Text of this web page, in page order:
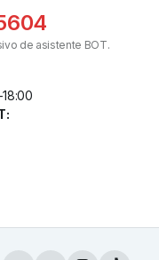
de asistente BOT.